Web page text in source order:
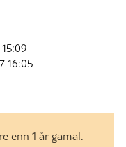
16:05
enn 1 år gamal.